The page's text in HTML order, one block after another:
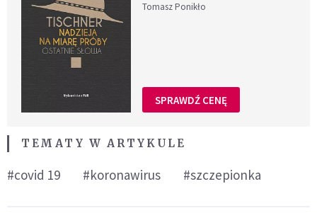
Tomasz Ponikło
SPRAWDŹ CENĘ
TEMATY W ARTYKULE
#covid 19 #koronawirus #szczepionka